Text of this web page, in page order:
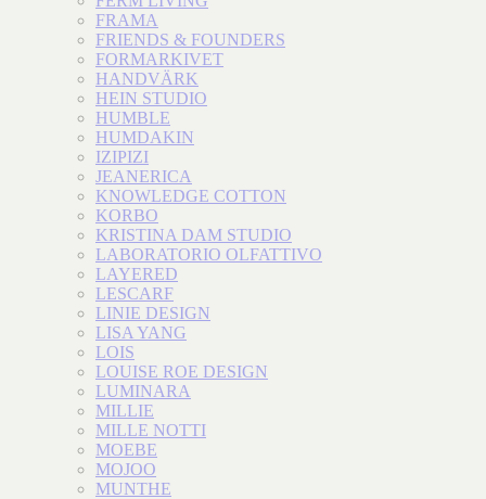
FRAMA
FRIENDS & FOUNDERS
FORMARKIVET
HANDVÄRK
HEIN STUDIO
HUMBLE
HUMDAKIN
IZIPIZI
JEANERICA
KNOWLEDGE COTTON
KORBO
KRISTINA DAM STUDIO
LABORATORIO OLFATTIVO
LAYERED
LESCARF
LINIE DESIGN
LISA YANG
LOIS
LOUISE ROE DESIGN
LUMINARA
MILLIE
MILLE NOTTI
MOEBE
MOJOO
MUNTHE